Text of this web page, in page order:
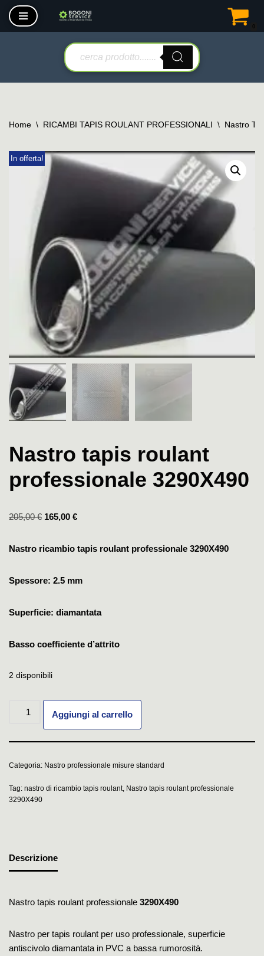
Vai
Home \ RICAMBI TAPIS ROULANT PROFESSIONALI \ Nastro
In offerta!
Nastro tapis roulant
professionale 3290X490
205,00€ 165,00 €
Nastro ricambio tapis roulant professionale 3290X490
Spessore: 2.5 mm
Superficie: diamantata
Basso coefficiente d’attrito
2 disponibili
Aggiungi al carrello
Categoria: Nastro professionale misure standard
Tag: nastro di ricambio tapis roulant, Nastro tapis roulant professionale
3290X490
Descrizione
Nastro tapis roulant professionale 3290X490
Nastro per tapis roulant per uso professionale, superficie
antiscivolo diamantata in PVC a bassa rumorosità.